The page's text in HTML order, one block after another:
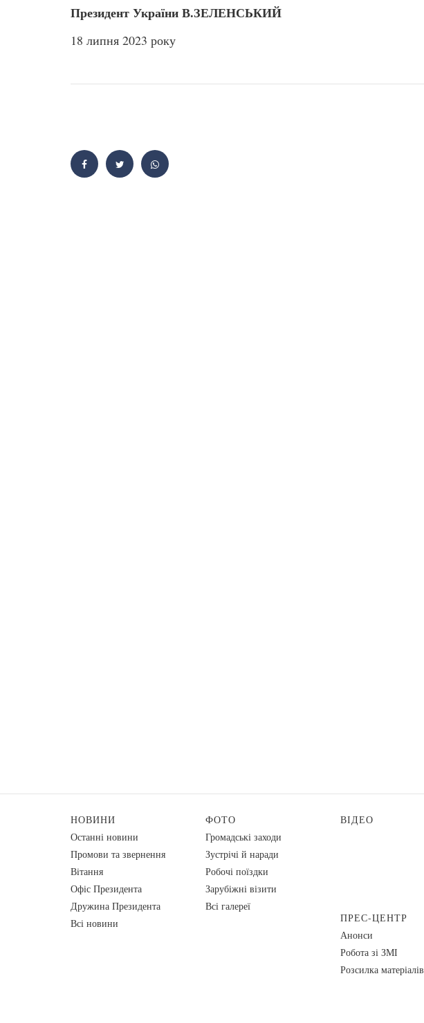
Президент України В.ЗЕЛЕНСЬКИЙ
18 липня 2023 року
НОВИНИ
Останні новини
Промови та звернення
Вiтання
Офіс Президента
Дружина Президента
Всі новини
ФОТО
Громадські заходи
Зустрічі й наради
Робочі поїздки
Зарубіжні візити
Всі галереї
ВІДЕО
ПРЕС-ЦЕНТР
Анонси
Робота зі ЗМІ
Розсилка матеріалів